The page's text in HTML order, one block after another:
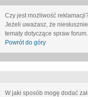
Czy jest możliwość
Jeżeli uważasz, że
tematy dotyczące spraw forum.
Powrót do góry
W jaki sposób mogę dodać